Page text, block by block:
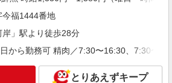
ーマーケットのレジスタッフ
パート時給＞ 時給1,230円〜1,580円（曜
間帯による） 時給1230円〜 18時以降：時
円〜 19時以降：時給1480円〜 ★土曜＋100
・祝＋100円 ※アルバイトさんの時給や募
埼玉県川越市泉町4-3
詳細を見る
今福1444番地
」駅より徒歩28分
から勤務可 精肉／7:30〜16:30、7:30〜
とりあえずキープ